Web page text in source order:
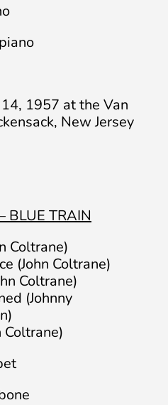
1957 at the Van
New Jersey
BLUE TRAIN
Coltrane)
(John Coltrane)
Coltrane)
(Johnny
Coltrane)